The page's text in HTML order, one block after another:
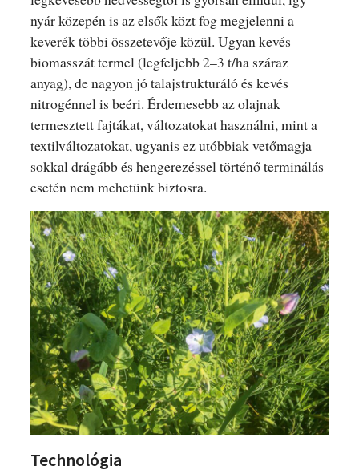
nyár közepén is az elsők közt fog megjelenni a
keverék többi összetevője közül. Ugyan kevés
biomasszát termel (legfeljebb 2–3 t/ha száraz
anyag), de nagyon jó talajstrukturáló és kevés
nitrogénnel is beéri. Érdemesebb az olajnak
termesztett fajtákat, változatokat használni, mint a
textilváltozatokat, ugyanis ez utóbbiak vetőmagja
sokkal drágább és hengerezéssel történő terminálás
esetén nem mehetünk biztosra.
Technológia